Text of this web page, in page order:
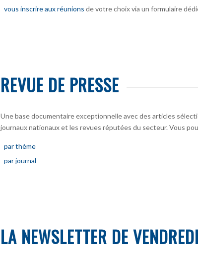
vous inscrireaux réunions de votre choix via un formulaire
REVUE DE PRESSE
Une base documentaire exceptionnelle avec des articles
journaux nationaux et les revues réputées du secteur. Vous
par thème
par journal
LA NEWSLETTER DE VENDREDI